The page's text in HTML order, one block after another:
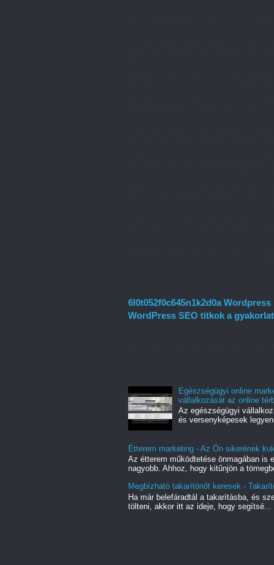
6l0t052f0c645n1k2d0a
WordPress SEO titkok a
Egészségügyi online
vállalkozását az online
Az egészségügyi
és versenyképesek
Étterem marketing - Az Ön sikerének
Az étterem működtetése önmagában is
nagyobb. Ahhoz, hogy kitűnjön a
Megbízható takarítónőt keresek -
Ha már belefáradtál a takarításba, és
tölteni, akkor itt az ideje, hogy segítsé...